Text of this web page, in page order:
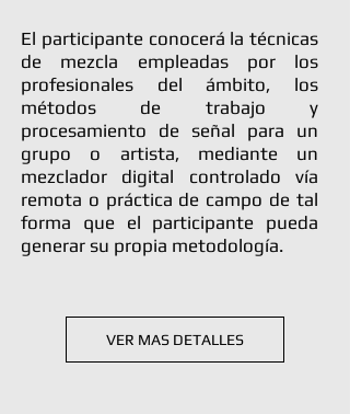
El participante conocerá la técnicas
de mezcla empleadas por los
profesionales del ámbito, los
métodos de trabajo y
procesamiento de señal para un
grupo o artista, mediante un
mezclador digital controlado vía
remota o práctica de campo de tal
forma que el participante pueda
generar su propia metodología.
VER MAS DETALLES